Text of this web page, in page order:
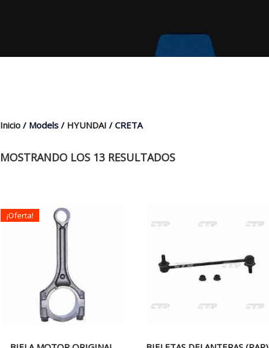
Inicio / Models / HYUNDAI / CRETA
MOSTRANDO LOS 13 RESULTADOS
¡Oferta!